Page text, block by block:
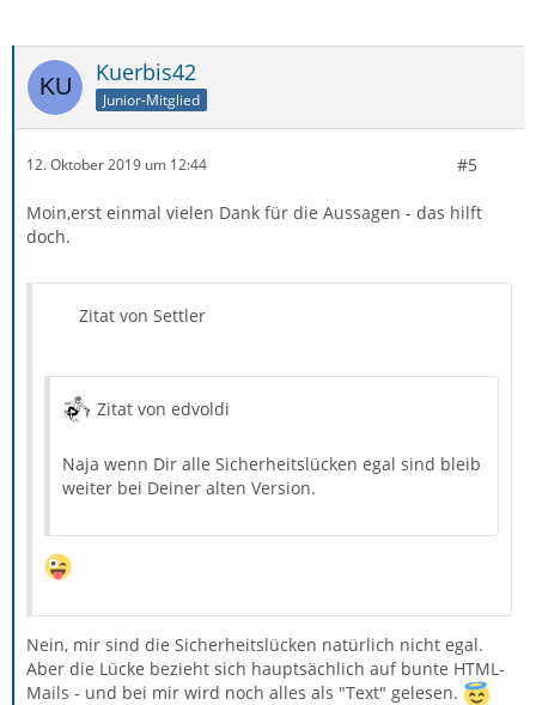
Kuerbis42
Junior-Mitglied
12. Oktober 2019 um 12:44 #5
Moin,erst einmal vielen Dank für die Aussagen - das hilft
doch.
Zitat von Settler
Zitat von edvoldi
Naja wenn Dir alle Sicherheitslücken egal sind bleib
weiter bei Deiner alten Version.
Nein, mir sind die Sicherheitslücken natürlich nicht egal.
Aber die Lücke bezieht sich hauptsächlich auf bunte HTML-
Mails - und bei mir wird noch alles als "Text" gelesen.